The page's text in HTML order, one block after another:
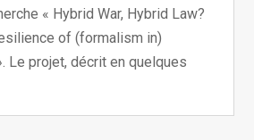
« Hybrid War, Hybrid Law?
of (formalism in)
Le projet, décrit en quelques